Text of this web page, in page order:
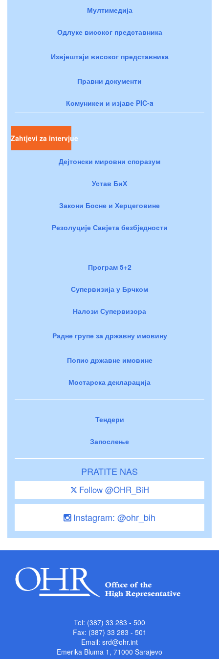
Мултимедија
Одлуке високог представника
Извјештаји високог представника
Правни документи
Комуникеи и изјаве PIC-a
Zahtjevi za intervjue
Дејтонски мировни споразум
Устав БиХ
Закони Босне и Херцеговине
Резолуције Савјета безбједности
Програм 5+2
Супервизија у Брчком
Налози Супервизора
Радне групе за државну имовину
Попис државне имовине
Мостарска декларација
Тендери
Запослење
PRATITE NAS
Follow @OHR_BiH
Instagram: @ohr_bih
Tel: (387) 33 283 - 500
Fax: (387) 33 283 - 501
Email: srd@ohr.int
Emerika Bluma 1, 71000 Sarajevo